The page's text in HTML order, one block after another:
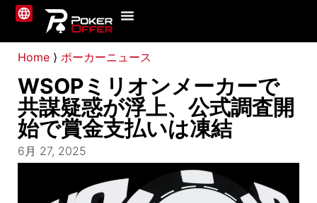
Home ⟩ ポーカーニュース
WSOPミリオンメーカーで
共謀疑惑が浮上、公式調査開
始で賞金支払いは凍結
6月 27, 2025